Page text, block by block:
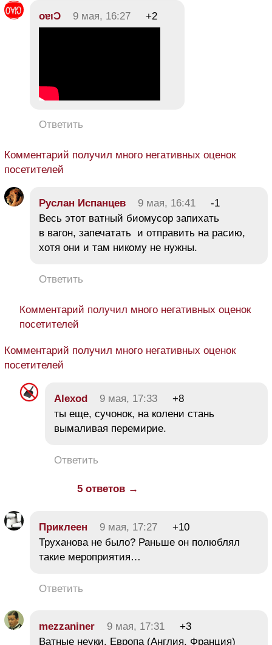
oɐıƆ 9 мая, 16:27 +2
Ответить
Комментарий получил много негативных оценок
посетителей
Руслан Испанцев 9 мая, 16:41
-1
Весь этот ватный биомусор запихать
в вагон, запечатать и отправить на расию,
хотя они и там никому не нужны.
Ответить
Комментарий получил много негативных оценок
посетителей
Комментарий получил много негативных оценок
посетителей
Alexod 9 мая, 17:33
+8
ты еще, сучонок, на колени стань
вымаливая перемирие.
Ответить
5 ответов →
Приклеен 9 мая, 17:27
+10
Труханова не было? Раньше он полюблял
такие мероприятия…
Ответить
mezzaniner 9 мая, 17:31
+3
Ватные неуки. Европа (Англия, Франция)